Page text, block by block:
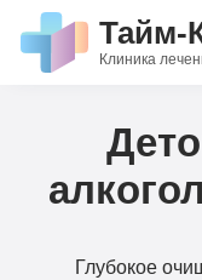
Тайм-
Клиника
Глубокое